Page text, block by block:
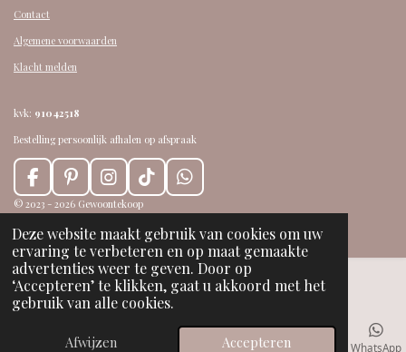
Deze website maakt gebruik van cookies om uw
ervaring te verbeteren en op maat gemaakte
advertenties weer te geven. Door op
‘Accepteren’ te klikken, gaat u akkoord met het
gebruik van alle cookies.
Afwijzen Accepteren
Contact
Algemene voorwaarden
Klacht melden
kvk: 91042518
Bestelling persoonlijk afhalen op afspraak
F
a
c
e
b
o
o
k
P
i
n
t
e
r
e
s
I
n
s
t
a
g
r
a
T
i
k
T
o
k
W
h
a
t
s
A
p
© 2023 - 2026 Gewoontekoop
E-mailadres Telefoonnummer Kaart Facebook WhatsApp